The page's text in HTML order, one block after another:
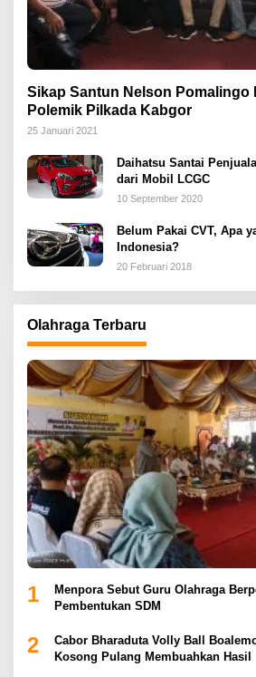
Sikap Santun Nelson Pomalingo
Polemik Pilkada Kabgor
25 Januari 2021
Daihatsu Santai
dari Mobil LCGC
10 September 2020
Belum Pakai CVT, Apa
Indonesia?
20 Februari 2018
Olahraga Terbaru
1
Menpora Sebut Guru Olahraga
Pembentukan SDM
2
Cabor Bharaduta Volly Ball
Kosong Pulang Membuahkan Hasil